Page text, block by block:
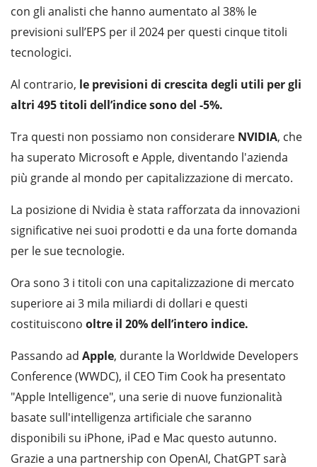
con gli analisti che hanno aumentato al 38% le
previsioni sull’EPS per il 2024 per questi cinque titoli
tecnologici.
Al contrario, le previsioni di crescita degli utili per gli
altri 495 titoli dell’indice sono del -5%.
Tra questi non possiamo non considerare NVIDIA, che
ha superato Microsoft e Apple, diventando l'azienda
più grande al mondo per capitalizzazione di mercato.
La posizione di Nvidia è stata rafforzata da innovazioni
significative nei suoi prodotti e da una forte domanda
per le sue tecnologie.
Ora sono 3 i titoli con una capitalizzazione di mercato
superiore ai 3 mila miliardi di dollari e questi
costituiscono oltre il 20% dell’intero indice.
Passando ad Apple, durante la Worldwide Developers
Conference (WWDC), il CEO Tim Cook ha presentato
"Apple Intelligence", una serie di nuove funzionalità
basate sull'intelligenza artificiale che saranno
disponibili su iPhone, iPad e Mac questo autunno.
Grazie a una partnership con OpenAI, ChatGPT sarà